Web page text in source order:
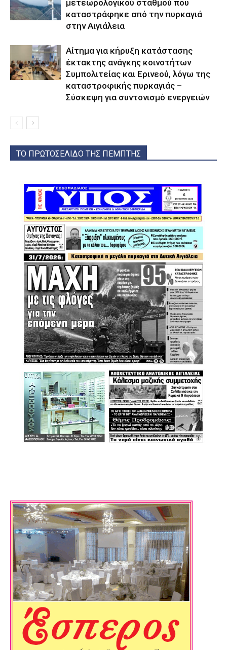
μετεωρολογικού σταθμού που
καταστράφηκε από την πυρκαγιά
στην Αιγιάλεια
Αίτημα για κήρυξη κατάστασης
έκτακτης ανάγκης κοινοτήτων
Συμπολιτείας και Ερινεού, λόγω της
καταστροφικής πυρκαγιάς –
Σύσκεψη για συντονισμό ενεργειών
ΤΟ ΠΡΩΤΟΣΕΛΙΔΟ ΤΗΣ ΠΕΜΠΤΗΣ